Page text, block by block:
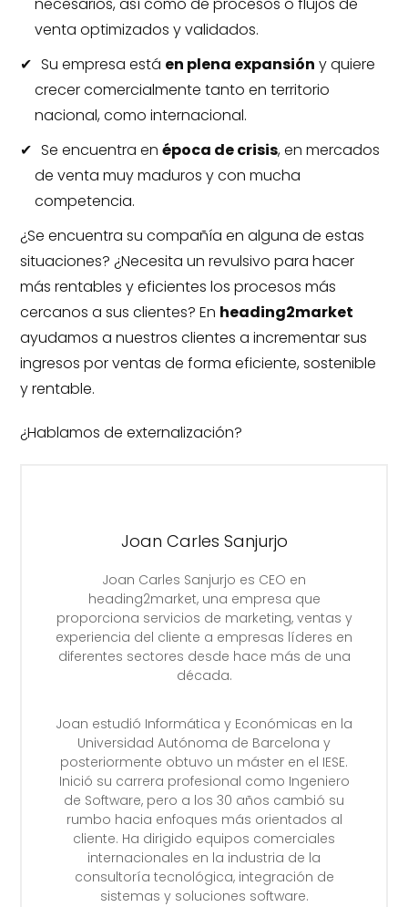
necesarios, así como de procesos o flujos de
venta optimizados y validados.
Su empresa está en plena expansión y quiere
crecer comercialmente tanto en territorio
nacional, como internacional.
Se encuentra enépoca de crisis, en mercados
de venta muy maduros y con mucha
competencia.
¿Se encuentra su compañía en alguna de estas
situaciones? ¿Necesita un revulsivo para hacer
más rentables y eficientes los procesos más
cercanos a sus clientes? En heading2market
ayudamos a nuestros clientes a incrementar sus
ingresos por ventas de forma eficiente, sostenible
y rentable.
¿Hablamos de externalización?
Joan Carles Sanjurjo
Joan Carles Sanjurjo es CEO en
heading2market, una empresa que
proporciona servicios de marketing, ventas y
experiencia del cliente a empresas líderes en
diferentes sectores desde hace más de una
década.
Joan estudió Informática y Económicas en la
Universidad Autónoma de Barcelona y
posteriormente obtuvo un máster en el IESE.
Inició su carrera profesional como Ingeniero
de Software, pero a los 30 años cambió su
rumbo hacia enfoques más orientados al
cliente. Ha dirigido equipos comerciales
internacionales en la industria de la
consultoría tecnológica, integración de
sistemas y soluciones software.